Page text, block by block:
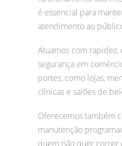
é essencial para
atendimento ao
Atuamos com rapidez,
segurança em
portes, como lojas,
clínicas e salões de
Oferecemos também
manutenção
quem não quer correr